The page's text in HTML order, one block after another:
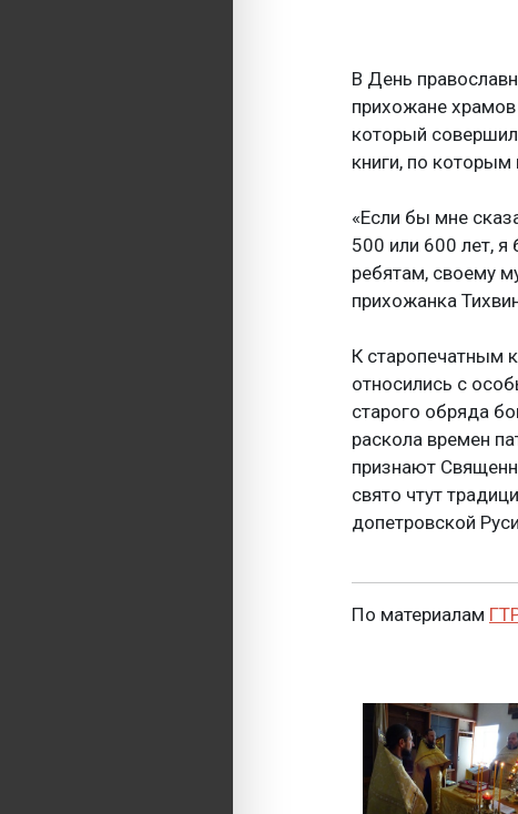
В День
прихожане
который
книги, по
«Если бы мне
500 или 600 лет, я
ребятам, своему
прихожанка
К старопечатным
относились с
старого обряда
раскола времен
признают
свято чтут
допетровской
По материалам